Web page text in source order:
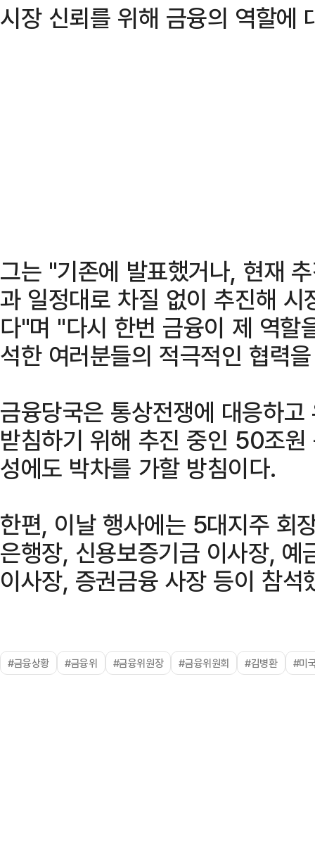
시장 신뢰를 위해 금융의 역할에
그는 "기존에 발표했거나, 현재
과 일정대로 차질 없이 추진해
다"며 "다시 한번 금융이 제 역할
석한 여러분들의 적극적인 협력
금융당국은 통상전쟁에 대응하
받침하기 위해 추진 중인 50조
성에도 박차를 가할 방침이다.
한편, 이날 행사에는 5대지주 회
은행장, 신용보증기금 이사장,
이사장, 증권금융 사장 등이 참석
#금융상황 #금융위 #금융위원장 #금융위원회 #김병환 #미